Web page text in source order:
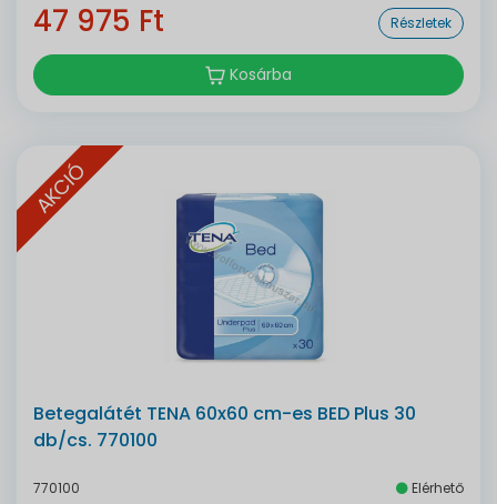
47 975 Ft Részletek
Kosárba
AKCIÓ
Betegalátét TENA 60x60 cm-es BED Plus 30
db/cs. 770100
770100 Elérhető